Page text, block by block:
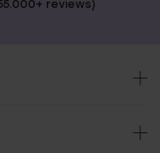
reviews)